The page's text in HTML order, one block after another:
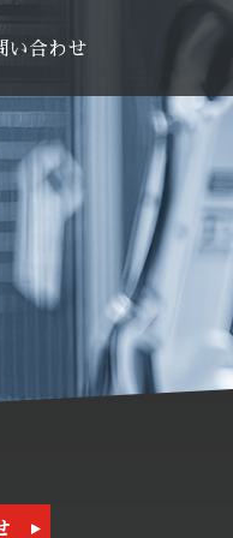
い合わせ